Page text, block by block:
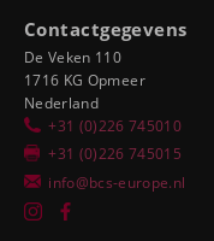
Contactgegevens
De Veken 110
1716 KG Opmeer
Nederland
+31 (0)226 745010
+31 (0)226 745015
info@bcs-europe.nl